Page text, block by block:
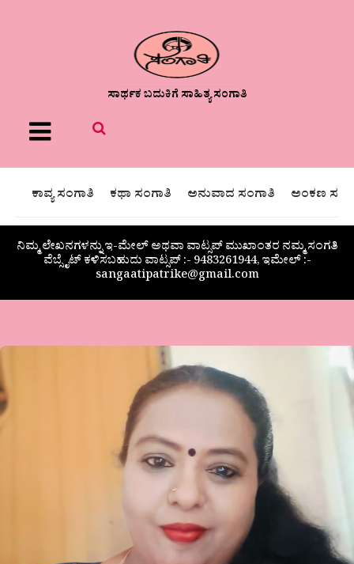
ಸಾರ್ಥಕ ಬದುಕಿಗೆ ಸಾಹಿತ್ಯ ಸಂಗಾತಿ
Menu
ಕಾವ್ಯ ಸಂಗಾತಿ ಕಥಾ ಸಂಗಾತಿ ಅನುವಾದ ಸಂಗಾತಿ ಅಂಕಣ
ನಿಮ್ಮ ಲೇಖನಗಳನ್ನು ಇ-ಮೇಲ್ ಅಥವಾ ವಾಟ್ಸಪ್ ಮುಖಾಂತರ ನಮ್ಮ ಸಂಗತಿ
ವೆಬ್ಸೈಟ್ ಕಳಿಸಬಹುದು ವಾಟ್ಸಪ್‌ :- 9483261944, ಇಮೇಲ್ :-
sangaatipatrike@gmail.com